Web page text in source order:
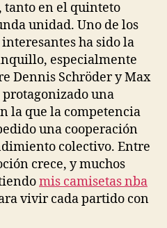
tanto en el quinteto
unidad. Uno de los
ha sido la
especialmente
Dennis Schröder y Max
protagonizado una
la que la competencia
una cooperación
colectivo. Entre
crece, y muchos
mis camisetas nba
vivir cada partido con